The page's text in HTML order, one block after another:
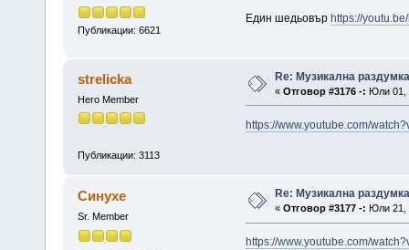
Публикации: 6621
Един шедьовър https://
strelicka
Hero Member
Публикации: 3113
Re: Музикална раздумка
« Отговор #3176 -: Юли 01,
https://www.youtube.com/
Синухе
Sr. Member
Re: Музикална раздумка
« Отговор #3177 -: Юли 21,
https://www.youtube.com/